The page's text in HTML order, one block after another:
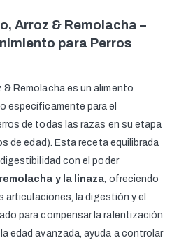
Arroz & Remolacha –
para Perros
Remolacha es un alimento
específicamente para el
de todas las razas en su etapa
de edad). Esta receta equilibrada
con el poder
y la linaza , ofreciendo
articulaciones, la digestión y el
para compensar la ralentización
edad avanzada, ayuda a controlar